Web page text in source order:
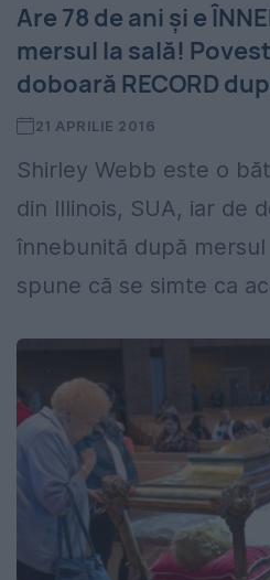
Are 78 de ani și e
mersul la sală!
doboară RECORD
21 APRILIE 2016
Shirley Webb este o
din Illinois, SUA, iar de
înnebunită după mersul
spune că se simte ca